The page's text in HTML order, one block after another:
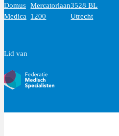
Domus
Medica
Mercatorlaan
1200
3528 BL
Utrecht
Lid van